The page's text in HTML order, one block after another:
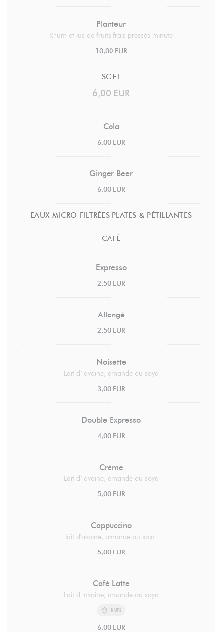
Planteur
Rhum et jus de fruits frais pressés minute
10,00 EUR
SOFT
6,00 EUR
Cola
6,00 EUR
Ginger Beer
6,00 EUR
EAUX MICRO FILTRÉES PLATES & PÉTILLANTES
CAFÉ
Expresso
2,50 EUR
Allongé
2,50 EUR
Noisette
Lait d`avoine, amande ou soya
3,00 EUR
Double Expresso
4,00 EUR
Crème
Lait d`avoine, amande ou soya
5,00 EUR
Cappuccino
lait d'avoine, amande ou soja.
5,00 EUR
Café Latte
Lait d`avoine, amande ou soya
NUTS
6,00 EUR